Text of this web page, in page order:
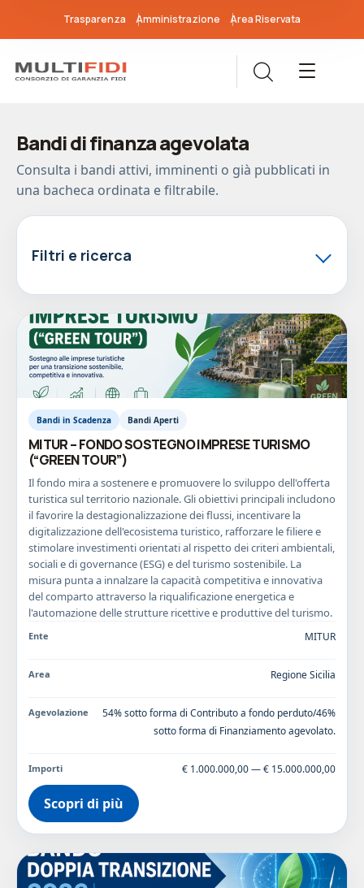
Trasparenza Amministrazione Area Riservata
Bandi di finanza agevolata
Consulta i bandi attivi, imminenti o già pubblicati in
una bacheca ordinata e filtrabile.
Filtri e ricerca
Bandi in Scadenza Bandi Aperti
MITUR – FONDO SOSTEGNO IMPRESE TURISMO
(“GREEN TOUR”)
Il fondo mira a sostenere e promuovere lo sviluppo dell'offerta
turistica sul territorio nazionale. Gli obiettivi principali includono
il favorire la destagionalizzazione dei flussi, incentivare la
digitalizzazione dell'ecosistema turistico, rafforzare le filiere e
stimolare investimenti orientati al rispetto dei criteri ambientali,
sociali e di governance (ESG) e del turismo sostenibile. La
misura punta a innalzare la capacità competitiva e innovativa
del comparto attraverso la riqualificazione energetica e
l'automazione delle strutture ricettive e produttive del turismo.
Ente MITUR
Area Regione Sicilia
Agevolazione
54% sotto forma di Contributo a fondo perduto/46%
sotto forma di Finanziamento agevolato.
Importi € 1.000.000,00 — € 15.000.000,00
Scopri di più